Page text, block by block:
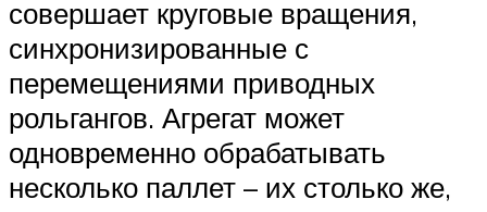
совершает круговые вращения,
синхронизированные с
перемещениями приводных
рольгангов. Агрегат может
одновременно обрабатывать
несколько паллет – их столько же,